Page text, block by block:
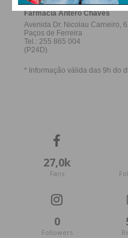
27,0k
Fans
0
Followers